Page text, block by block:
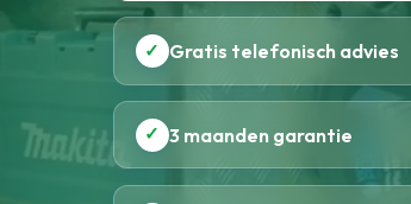
✓ Gratis telefonisch advies
✓ 3 maanden garantie